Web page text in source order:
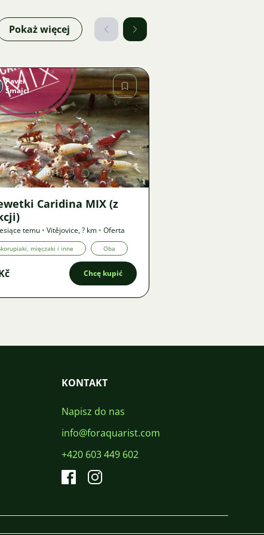
Pokaż więcej
Zdjęcie
Pavel
Šmajcl
1011
Caridina MIX (z
temu • Vitějovice,? km • Oferta
mięczaki i inne Oba
Chcę kupić
KONTAKT
Napisz do nas
info@foraquarist.com
+420 603 449 602